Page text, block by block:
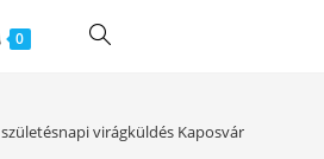
0 TOGGLE
születésnapi virágküldés Kaposvár